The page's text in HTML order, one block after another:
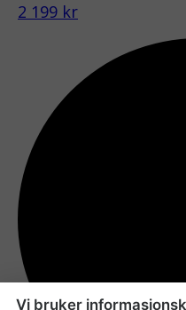
2 199 kr
Vi bruker